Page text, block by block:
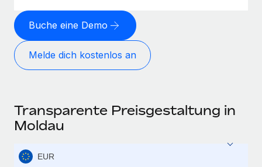
Buche eine Demo
Melde dich kostenlos an
Transparente Preisgestaltung in
Moldau
EUR